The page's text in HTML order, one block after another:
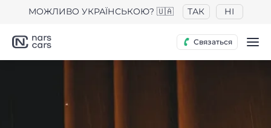
МОЖЛИВО УКРАЇНСЬКОЮ? 🇺🇦 ТАК НІ
Связаться